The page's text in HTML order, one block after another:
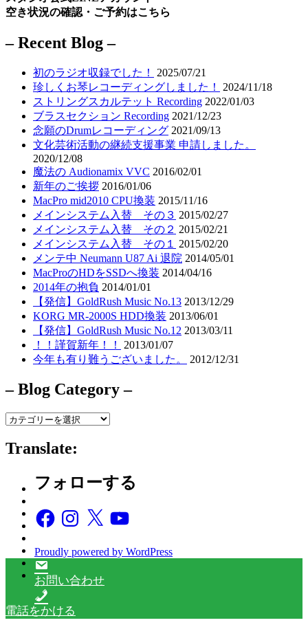
空き状況の確認・ご予約はこちら
– Recent Blog –
初のラジオ収録でした！
2025/07/21
珍しくお琴レコーディングしました！
2024/11/18
ストリングスカルテット Recording 2022/01/03
ブラスセクション Recording 2021/12/23
念願のDrumレコーディング 2021/09/13
文化芸術活動の継続支援事業 申請しました。
2020/12/08
魔法の Audionamix VVC 2016/02/01
新年のご挨拶 2016/01/06
MacPro mid2010 CPU換装 2015/11/16
メインシステム入替 その３ 2015/02/27
メインシステム入替 その２ 2015/02/21
メインシステム入替 その１
2015/02/20
メンテ中 Neumann U87 Ai 退院 2014/05/01
MacProのHDをSSDへ換装 2014/04/16
2014年の抱負 2014/01/01
【発信】GoldRush Music No.13 2013/12/29
KORG MR-2000S HDD換装 2013/06/01
【発信】GoldRush Music No.12 2013/03/11
！！謹賀新年！！
2013/01/07
今年も有り難うございました。
2012/12/31
– Blog Category –
–
Category
–
Translate:
フォローする
FacebookInstagram
X YouTube
Proudly powered by WordPress
お問い合わせ
電話をかける